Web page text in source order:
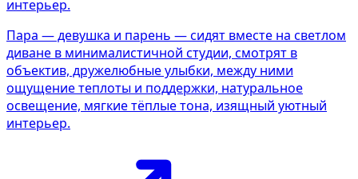
Пара — девушка и парень — сидят вместе на светлом
диване в минималистичной студии, смотрят в
объектив, дружелюбные улыбки, между ними
ощущение теплоты и поддержки, натуральное
освещение, мягкие тёплые тона, изящный уютный
интерьер.